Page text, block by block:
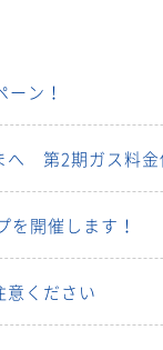
ン！
へ 第2期ガス料金
開催します！
意ください